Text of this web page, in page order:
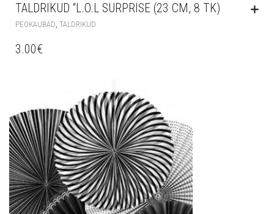
TALDRIKUD “L.O.L SURPRISE (23 CM, 8 TK)
PEOKAUBAD, TALDRIKUD
3.00€